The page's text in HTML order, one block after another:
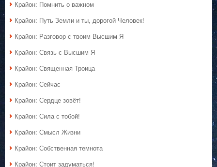
Крайон: Помнить о важном
Крайон: Путь Земли и ты, дорогой Человек!
Крайон: Разговор с твоим Высшим Я
Крайон: Связь с Высшим Я
Крайон: Священная Троица
Крайон: Сейчас
Крайон: Сердце зовёт!
Крайон: Сила с тобой!
Крайон: Смысл Жизни
Крайон: Собственная темнота
Крайон: Стоит задуматься!